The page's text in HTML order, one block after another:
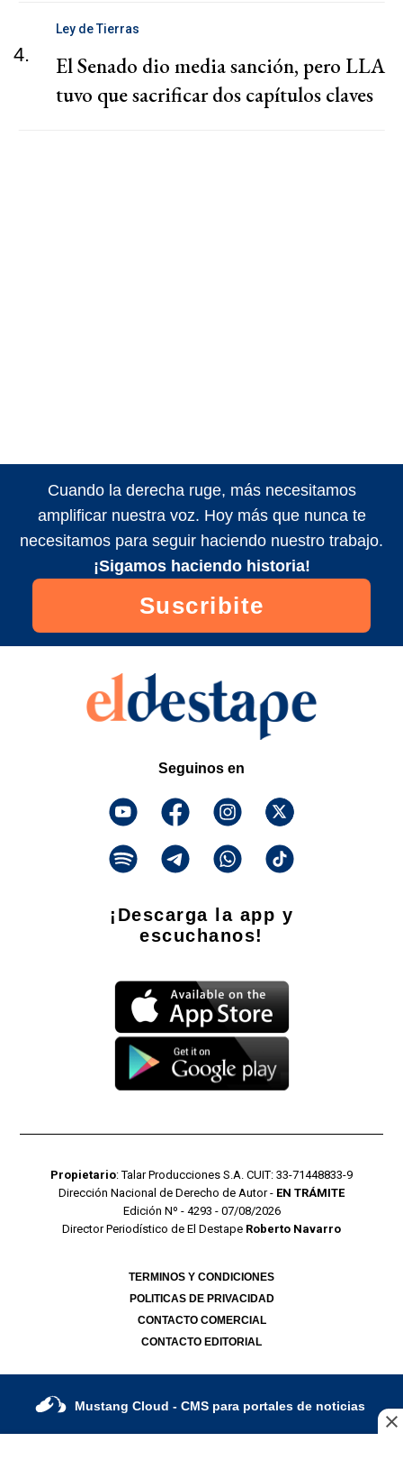
4.
Ley de Tierras
El Senado dio media sanción, pero LLA
tuvo que sacrificar dos capítulos claves
Cuando la derecha ruge, más necesitamos
amplificar nuestra voz. Hoy más que nunca te
necesitamos para seguir haciendo nuestro trabajo.
¡Sigamos haciendo historia!
Suscribite
Seguinos en
¡Descarga la app y
escuchanos!
Propietario: Talar Producciones S.A. CUIT: 33-71448833-9
Dirección Nacional de Derecho de Autor - EN TRÁMITE
Edición Nº - 4293 - 07/08/2026
Director Periodístico de El Destape Roberto Navarro
TERMINOS Y CONDICIONES
POLITICAS DE PRIVACIDAD
CONTACTO COMERCIAL
CONTACTO EDITORIAL
Mustang Cloud - CMS para portales de noticias